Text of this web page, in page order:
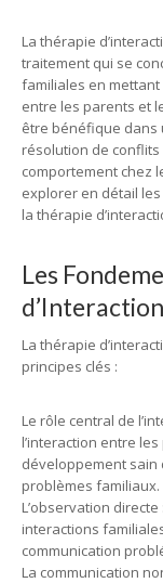
La thérapie
traitement qui se
familiales en mettant
entre les parents et
être bénéfique dans
résolution de
comportement chez
explorer en détail
la thérapie
Les
La thérapie
principes clés :
Le rôle central de
l’interaction entre
développement sain
problèmes familiaux.
L’observation
interactions
communication
La communication